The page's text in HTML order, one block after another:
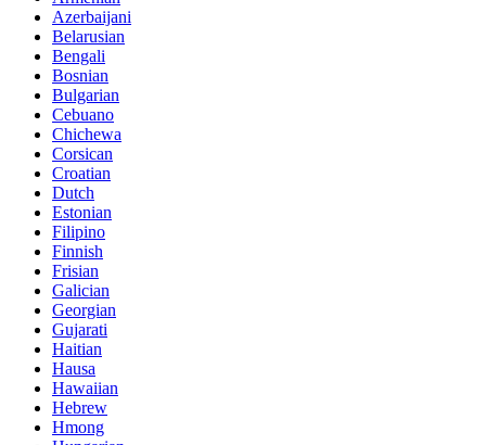
Azerbaijani
Belarusian
Bengali
Bosnian
Bulgarian
Cebuano
Chichewa
Corsican
Croatian
Dutch
Estonian
Filipino
Finnish
Frisian
Galician
Georgian
Gujarati
Haitian
Hausa
Hawaiian
Hebrew
Hmong